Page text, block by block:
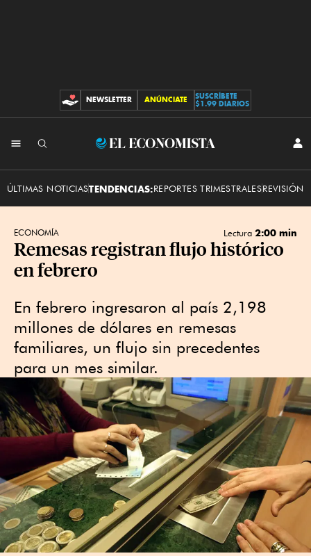
CONTRIBUCIONES
NEWSLETTER ANÚNCIATE
SUSCRÍBETE
$1.99 DIARIOS
El
ÚLTIMAS NOTICIASTENDENCIAS:REPORTES TRIMESTRALESREVISIÓN
ECONOMÍA Lectura 2:00 min
Remesas registran flujo histórico
en febrero
En febrero ingresaron al país 2,198
millones de dólares en remesas
familiares, un flujo sin precedentes
para un mes similar.